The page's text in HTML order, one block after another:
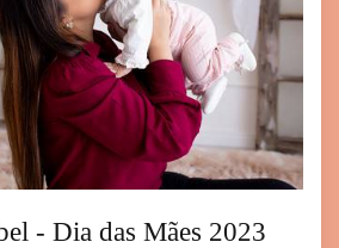
- Dia das Mães 2023